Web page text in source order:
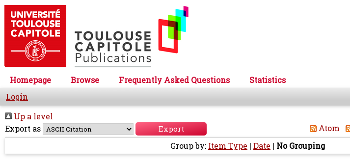
Homepage Browse Frequently Asked Questions
Statistics
Login
Up a level
Export as
Atom
Group by: Item Type | Date | No Grouping